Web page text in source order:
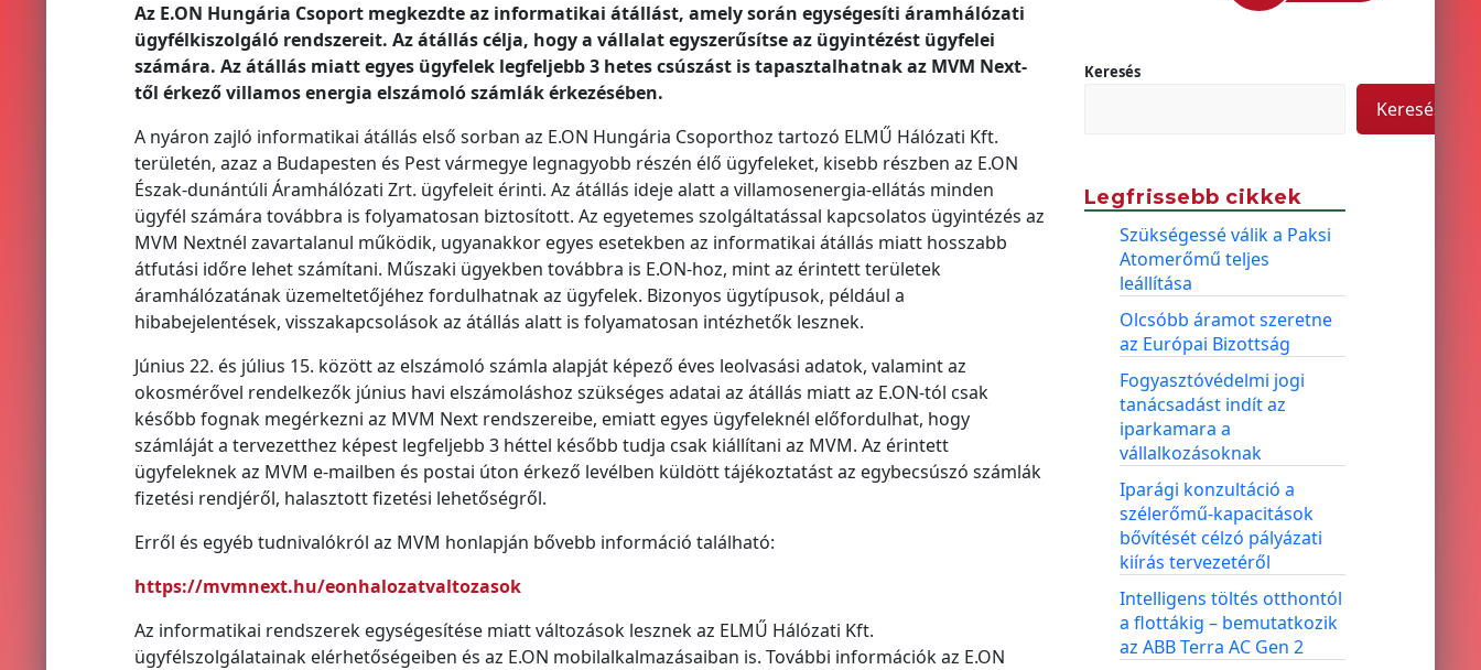
Az E.ON Hungária Csoport megkezdte az informatikai átállást, amely során egységesíti áramhálózati
ügyfélkiszolgáló rendszereit. Az átállás célja, hogy a vállalat egyszerűsítse az ügyintézést ügyfelei
számára. Az átállás miatt egyes ügyfelek legfeljebb 3 hetes csúszást is tapasztalhatnak az MVM Next-
től érkező villamos energia elszámoló számlák érkezésében.
A nyáron zajló informatikai átállás első sorban az E.ON Hungária Csoporthoz tartozó ELMŰ Hálózati Kft.
területén, azaz a Budapesten és Pest vármegye legnagyobb részén élő ügyfeleket, kisebb részben az E.ON
Észak-dunántúli Áramhálózati Zrt. ügyfeleit érinti. Az átállás ideje alatt a villamosenergia-ellátás minden
ügyfél számára továbbra is folyamatosan biztosított. Az egyetemes szolgáltatással kapcsolatos ügyintézés az
MVM Nextnél zavartalanul működik, ugyanakkor egyes esetekben az informatikai átállás miatt hosszabb
átfutási időre lehet számítani. Műszaki ügyekben továbbra is E.ON-hoz, mint az érintett területek
áramhálózatának üzemeltetőjéhez fordulhatnak az ügyfelek. Bizonyos ügytípusok, például a
hibabejelentések, visszakapcsolások az átállás alatt is folyamatosan intézhetők lesznek.
Június 22. és július 15. között az elszámoló számla alapját képező éves leolvasási adatok, valamint az
okosmérővel rendelkezők június havi elszámoláshoz szükséges adatai az átállás miatt az E.ON-tól csak
később fognak megérkezni az MVM Next rendszereibe, emiatt egyes ügyfeleknél előfordulhat, hogy
számláját a tervezetthez képest legfeljebb 3 héttel később tudja csak kiállítani az MVM. Az érintett
ügyfeleknek az MVM e-mailben és postai úton érkező levélben küldött tájékoztatást az egybecsúszó számlák
fizetési rendjéről, halasztott fizetési lehetőségről.
Erről és egyéb tudnivalókról az MVM honlapján bővebb információ található:
https://mvmnext.hu/eonhalozatvaltozasok
Az informatikai rendszerek egységesítése miatt változások lesznek az ELMŰ Hálózati Kft.
ügyfélszolgálatainak elérhetőségeiben és az E.ON mobilalkalmazásaiban is. További információk az E.ON
Keresés
Keresés
Legfrissebb cikkek
Szükségessé válik a Paksi
Atomerőmű teljes
leállítása
Olcsóbb áramot szeretne
az Európai Bizottság
Fogyasztóvédelmi jogi
tanácsadást indít az
iparkamara a
vállalkozásoknak
Iparági konzultáció a
szélerőmű-kapacitások
bővítését célzó pályázati
kiírás tervezetéről
Intelligens töltés otthontól
a flottákig – bemutatkozik
az ABB Terra AC Gen 2